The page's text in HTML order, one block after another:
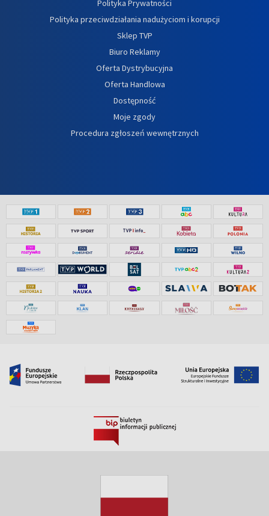
Polityka Prywatności
Polityka przeciwdziałania nadużyciom i korupcji
Sklep TVP
Biuro Reklamy
Oferta Dystrybucyjna
Oferta Handlowa
Dostępność
Moje zgody
Procedura zgłoszeń wewnętrznych